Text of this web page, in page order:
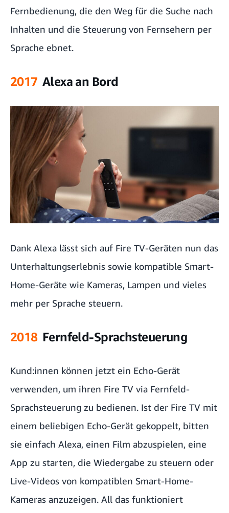
Fernbedienung, die den Weg für die Suche nach
Inhalten und die Steuerung von Fernsehern per
Sprache ebnet.
2017 Alexa an Bord
Dank Alexa lässt sich auf Fire TV-Geräten nun das
Unterhaltungserlebnis sowie kompatible Smart-
Home-Geräte wie Kameras, Lampen und vieles
mehr per Sprache steuern.
2018 Fernfeld-Sprachsteuerung
Kund:innen können jetzt ein Echo-Gerät
verwenden, um ihren Fire TV via Fernfeld-
Sprachsteuerung zu bedienen. Ist der Fire TV mit
einem beliebigen Echo-Gerät gekoppelt, bitten
sie einfach Alexa, einen Film abzuspielen, eine
App zu starten, die Wiedergabe zu steuern oder
Live-Videos von kompatiblen Smart-Home-
Kameras anzuzeigen. All das funktioniert